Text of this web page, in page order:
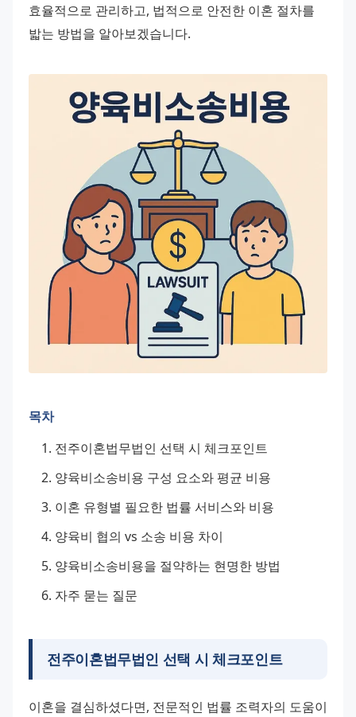
효율적으로 관리하고, 법적으로 안전한 이혼 절차를
밟는 방법을 알아보겠습니다.
목차
전주이혼법무법인 선택 시 체크포인트
양육비소송비용 구성 요소와 평균 비용
이혼 유형별 필요한 법률 서비스와 비용
양육비 협의 vs 소송 비용 차이
양육비소송비용을 절약하는 현명한 방법
자주 묻는 질문
전주이혼법무법인 선택 시 체크포인트
이혼을 결심하셨다면, 전문적인 법률 조력자의 도움이